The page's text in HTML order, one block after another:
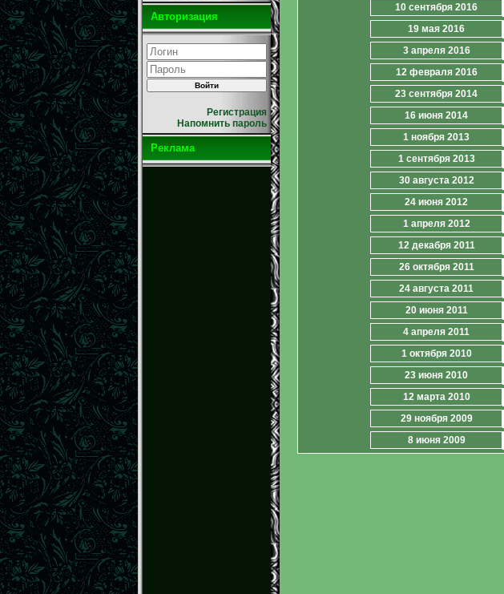
Авторизация
Регистрация
Напомнить пароль
Реклама
10 сентября 2016
19 мая 2016
3 апреля 2016
12 февраля 2016
23 сентября 2014
16 июня 2014
1 ноября 2013
1 сентября 2013
30 августа 2012
24 июня 2012
1 апреля 2012
12 декабря 2011
26 октября 2011
24 августа 2011
20 июня 2011
4 апреля 2011
1 октября 2010
23 июня 2010
12 марта 2010
29 ноября 2009
8 июня 2009